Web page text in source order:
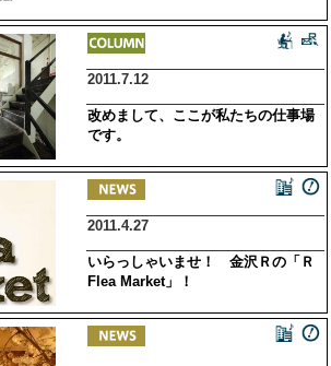
2011.7.12
改めまして、ここが私たちの仕事場
です。
2011.4.27
いらっしゃいませ！ 金沢Ｒの「Ｒ
Flea Market」！